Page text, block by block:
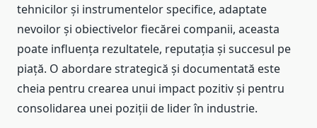
tehnicilor și instrumentelor specifice, adaptate
nevoilor și obiectivelor fiecărei companii, aceasta
poate influența rezultatele, reputația și succesul pe
piață. O abordare strategică și documentată este
cheia pentru crearea unui impact pozitiv și pentru
consolidarea unei poziții de lider în industrie.